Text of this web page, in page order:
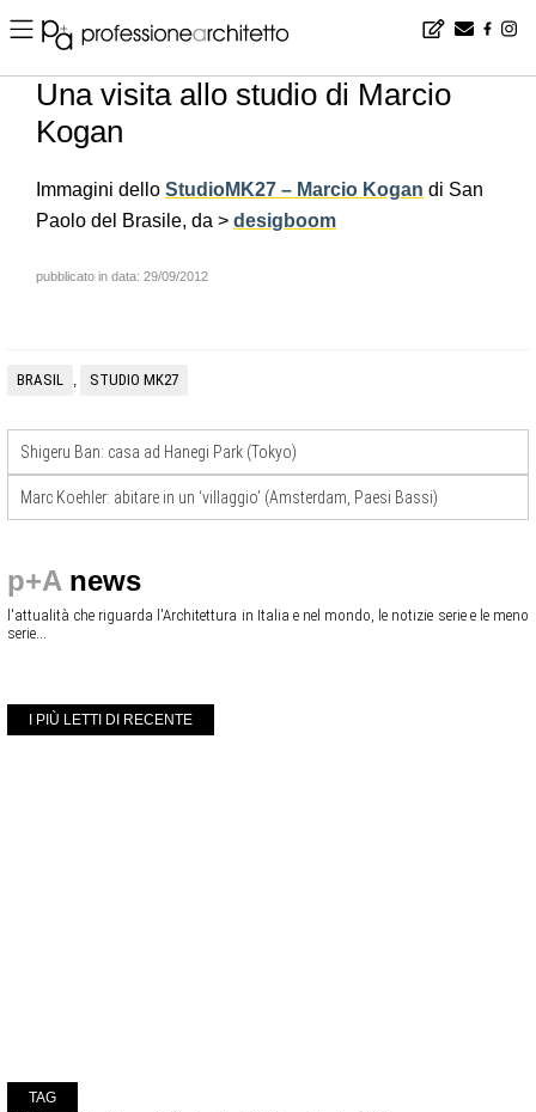
Home ▪ news ▪ it ▪ Una visita allo studio di Marcio Kogan
Una visita allo studio di Marcio
Kogan
Immagini dello StudioMK27 – Marcio Kogan di San
Paolo del Brasile, da > desigboom
pubblicato in data: 29/09/2012
BRASIL , STUDIO MK27
Shigeru Ban: casa ad Hanegi Park (Tokyo)
Marc Koehler: abitare in un ‘villaggio’ (Amsterdam, Paesi Bassi)
p+A news
l'attualità che riguarda l'Architettura in Italia e nel mondo, le notizie serie e le meno
serie...
I PIÙ LETTI DI RECENTE
TAG